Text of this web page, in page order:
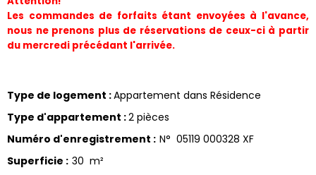
Les commandes de forfaits étant envoyées à l'avance,
nous ne prenons plus de réservations de ceux-ci à partir
du mercredi précédant l'arrivée.
Type de logement :Appartement dans Résidence
Type d'appartement :2 pièces
Numéro d'enregistrement : N° 05119 000328 XF
Superficie : 30 m²